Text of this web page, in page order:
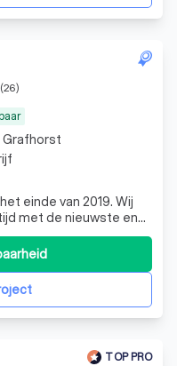
(26)
einde van 2019. Wij
met de nieuwste en
weten we wat we
Vanaf het
TOP PRO